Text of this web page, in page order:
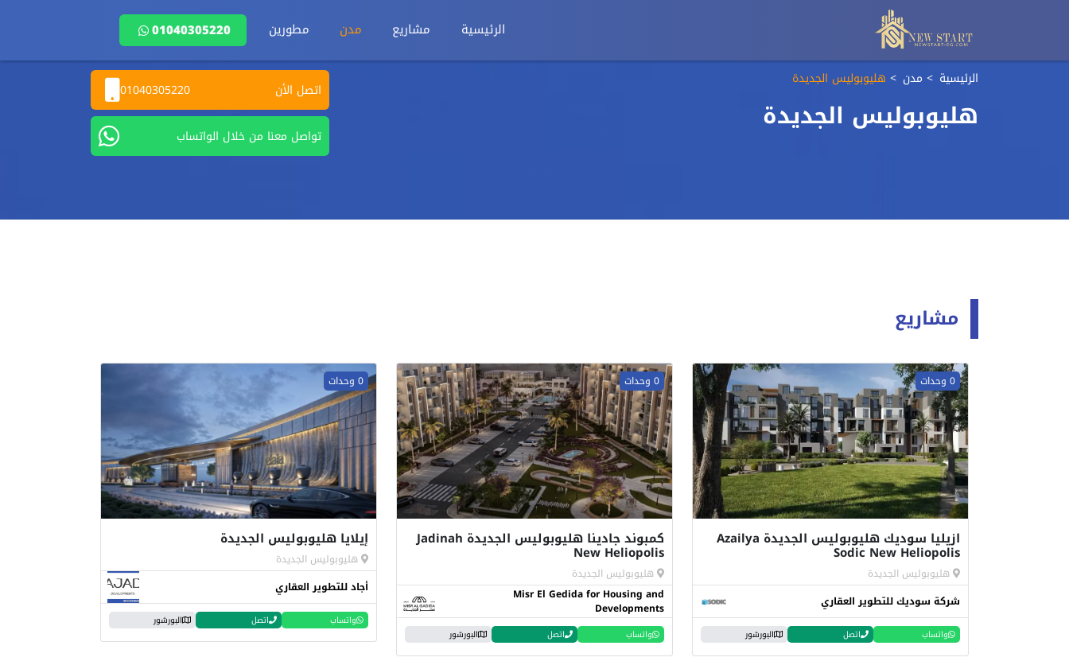
الرئيسية مشاريع مدن مطورين 01040305220
الرئيسية مدن هليوبوليس الجديدة
هليوبوليس الجديدة
اتصل الأن 01040305220
تواصل معنا من خلال الواتساب
مشاريع
0 وحدات
ازيليا سوديك هليوبوليس الجديدة Azailya
Sodic New Heliopolis
هليوبوليس الجديدة
شركة سوديك للتطوير العقاري
واتساب اتصل البورشور
0 وحدات
كمبوند جادينا هليوبوليس الجديدة Jadinah
New Heliopolis
هليوبوليس الجديدة
Misr El Gedida for Housing and
Developments
واتساب اتصل البورشور
0 وحدات
إيلايا هليوبوليس الجديدة
هليوبوليس الجديدة
أجاد للتطوير العقاري
واتساب اتصل البورشور